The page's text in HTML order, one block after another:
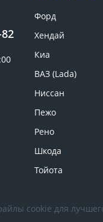
Форд
Хендай
Киа
ВАЗ (Lada)
Ниссан
Пежо
Рено
Шкода
Тойота
cookie для